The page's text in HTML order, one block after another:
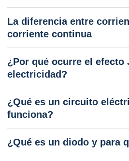
La diferencia entre
corriente continua
¿Por qué ocurre el efecto
electricidad?
¿Qué es un circuito
funciona?
¿Qué es un diodo y para